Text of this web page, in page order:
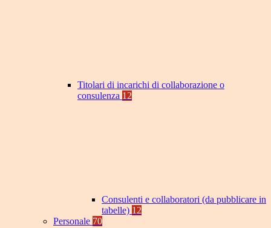
Titolari di incarichi di collaborazione o
consulenza 12
Consulenti e collaboratori (da pubblicare in
tabelle) 12
Personale 70